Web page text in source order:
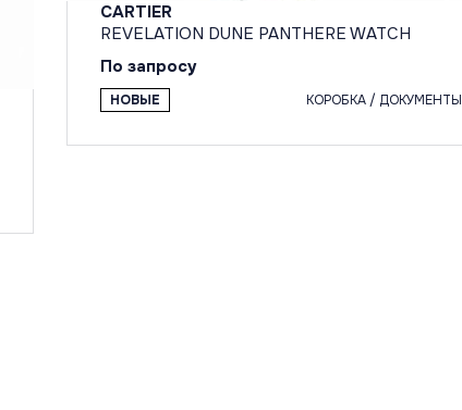
CARTIER
REVELATION DUNE PANTHERE WATCH
По запросу
НОВЫЕ КОРОБКА / ДОКУМЕНТЫ